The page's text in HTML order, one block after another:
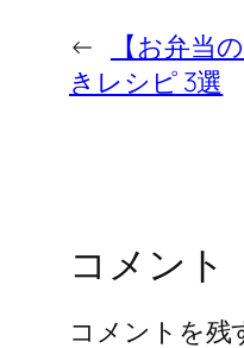
←
【お弁当
きレシピ 3選
コメント
コメントを残